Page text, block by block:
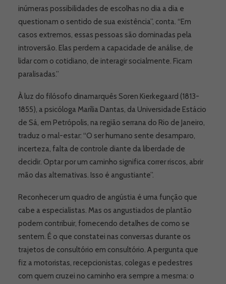
inúmeras possibilidades de escolhas no dia a dia e
questionam o sentido de sua existência”, conta. “Em
casos extremos, essas pessoas são dominadas pela
introversão. Elas perdem a capacidade de análise, de
lidar com o cotidiano, de interagir socialmente. Ficam
paralisadas.”
À luz do filósofo dinamarquês Soren Kierkegaard (1813-
1855), a psicóloga Marília Dantas, da Universidade Estácio
de Sá, em Petrópolis, na região serrana do Rio de Janeiro,
traduz o mal-estar: “O ser humano sente desamparo,
incerteza, falta de controle diante da liberdade de
decidir. Optar por um caminho significa correr riscos, abrir
mão das alternativas. Isso é angustiante”.
Reconhecer um quadro de angústia é uma função que
cabe a especialistas. Mas os angustiados de plantão
podem contribuir, fornecendo detalhes de como se
sentem. É o que constatei nas conversas durante os
trajetos de consultório em consultório. A pergunta que
fiz a motoristas, recepcionistas, colegas e pedestres
com quem cruzei no caminho era sempre a mesma: o